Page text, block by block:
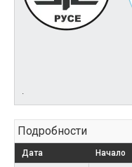
Подробности
Дата Начало